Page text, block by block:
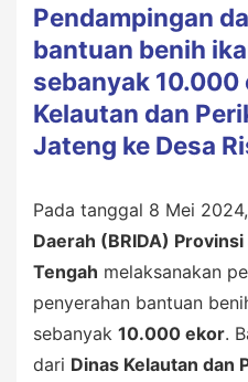
Pendampingan
bantuan benih
sebanyak 10.000
Kelautan dan
Jateng ke Desa
Pada tanggal 8 Mei 2024,
Daerah (BRIDA)
Tengah melaksanakan
penyerahan bantuan
sebanyak 10.000 ekor.
dari Dinas Kelautan dan